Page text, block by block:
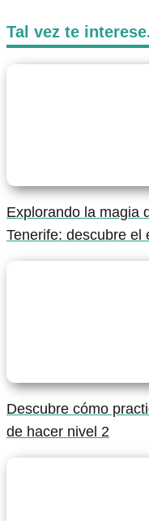
Tal vez te
Explorando la magia
Tenerife: descubre el
Descubre cómo
de hacer nivel 2